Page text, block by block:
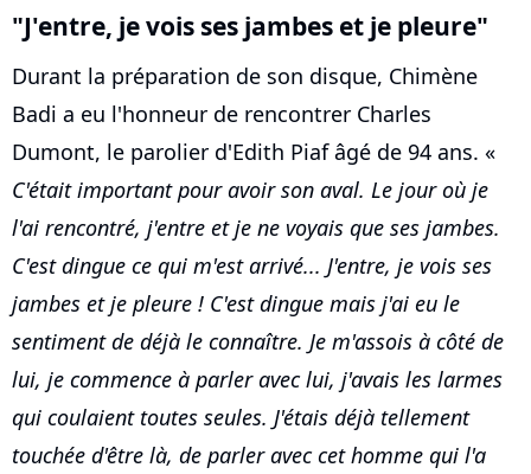
"J'entre, je vois ses jambes et je pleure"
Durant la préparation de son disque, Chimène
Badi a eu l'honneur de rencontrer Charles
Dumont, le parolier d'Edith Piaf âgé de 94 ans. «
C'était important pour avoir son aval. Le jour où je
l'ai rencontré, j'entre et je ne voyais que ses jambes.
C'est dingue ce qui m'est arrivé... J'entre, je vois ses
jambes et je pleure ! C'est dingue mais j'ai eu le
sentiment de déjà le connaître. Je m'assois à côté de
lui, je commence à parler avec lui, j'avais les larmes
qui coulaient toutes seules. J'étais déjà tellement
touchée d'être là, de parler avec cet homme qui l'a